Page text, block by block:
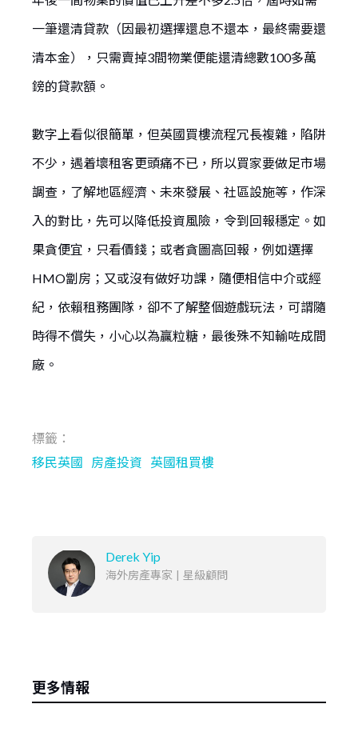
一筆還清貸款（因最初選擇還息不還本，最終需要還
清本金），只需賣掉3間物業便能還清總數100多萬
鎊的貸款額。
數字上看似很簡單，但英國買樓流程冗長複雜，陷阱
不少，遇着壞租客更頭痛不已，所以買家要做足市場
調查，了解地區經濟、未來發展、社區設施等，作深
入的對比，先可以降低投資風險，令到回報穩定。如
果貪便宜，只看價錢；或者貪圖高回報，例如選擇
HMO劏房；又或沒有做好功課，隨便相信中介或經
紀，依賴租務團隊，卻不了解整個遊戲玩法，可謂隨
時得不償失，小心以為贏粒糖，最後殊不知輸咗成間
廠。
標籤：
移民英國
房產投資 英國租買樓
Derek Yip
海外房產專家 | 星級顧問
更多情報